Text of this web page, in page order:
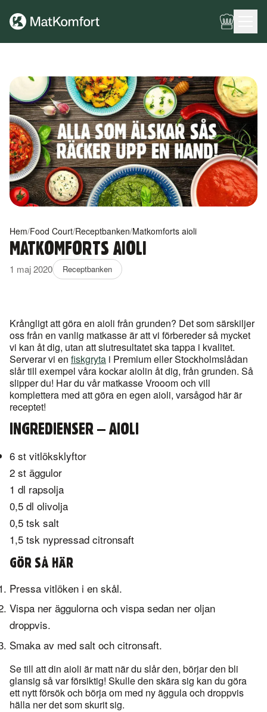
Hem/Food Court/Receptbanken/Matkomforts aioli
MATKOMFORTS AIOLI
1 maj 2020 Receptbanken
Krångligt att göra en aioli från grunden? Det som särskiljer
oss från en vanlig matkasse är att vi förbereder så mycket
vi kan åt dig, utan att slutresultatet ska tappa i kvalitet.
Serverar vi en fiskgryta i Premium eller Stockholmslådan
slår till exempel våra kockar aiolin åt dig, från grunden. Så
slipper du! Har du vår matkasse Vrooom och vill
komplettera med att göra en egen aioli, varsågod här är
receptet!
INGREDIENSER – AIOLI
6 st vitlöksklyftor
2 st äggulor
1 dl rapsolja
0,5 dl olivolja
0,5 tsk salt
1,5 tsk nypressad citronsaft
GÖR SÅ HÄR
Pressa vitlöken i en skål.
Vispa ner äggulorna och vispa sedan ner oljan
droppvis.
Smaka av med salt och citronsaft.
Se till att din aioli är matt när du slår den, börjar den bli
glansig så var försiktig! Skulle den skära sig kan du göra
ett nytt försök och börja om med ny äggula och droppvis
hälla ner det som skurit sig.